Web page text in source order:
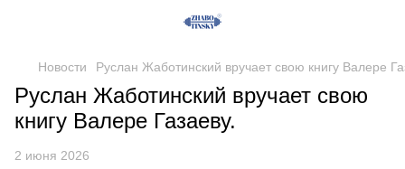
Новости Руслан Жаботинский вручает свою книгу Валере
Руслан Жаботинский вручает свою
книгу Валере Газаеву.
2 июня 2026